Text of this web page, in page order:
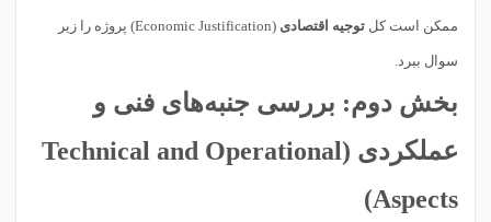
ممکن است کل توجیه اقتصادی (Economic Justification) پروژه را زیر
سوال ببرد.
بخش دوم: بررسی جنبه‌های فنی و
عملکردی
(Technical and Operational
Aspects)